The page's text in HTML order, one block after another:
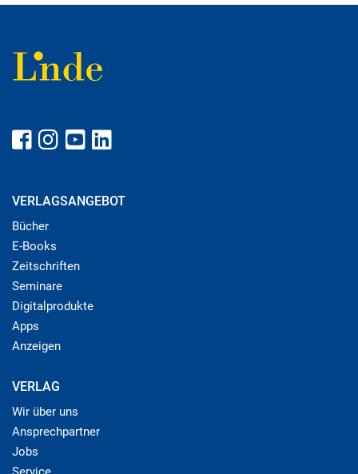
VERLAGSANGEBOT
Bücher
E-Books
Zeitschriften
Seminare
Digitalprodukte
Apps
Anzeigen
VERLAG
Wir über uns
Ansprechpartner
Jobs